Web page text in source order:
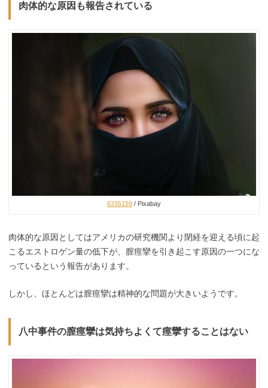
肉体的な原因も報告されている
6335159 / Pixabay
肉体的な原因としてはアメリカの研究機関より閉経を迎える頃に起
こるエストロゲン量の低下が、膣痙攣を引き起こす原因の一つにな
っているという報告があります。
しかし、ほとんどは膣痙攣は精神的な問題が大きいようです。
八中事件の膣痙攣は気持ちよくて痙攣することはない